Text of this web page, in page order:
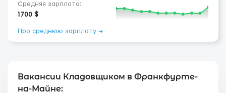
Средняя зарплата:
1700 $
Про среднюю зарплату →
Вакансии Кладовщиком в Франкфурте-
на-Майне: